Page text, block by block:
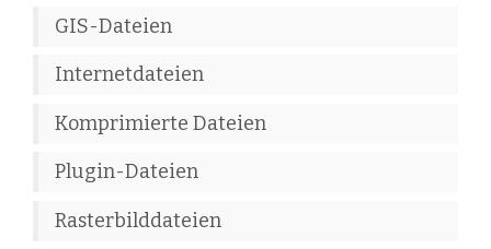
GIS-Dateien
Internetdateien
Komprimierte Dateien
Plugin-Dateien
Rasterbilddateien